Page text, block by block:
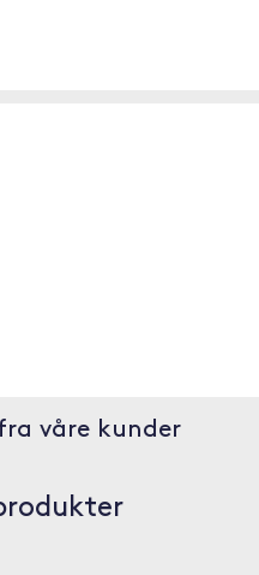
våre kunder